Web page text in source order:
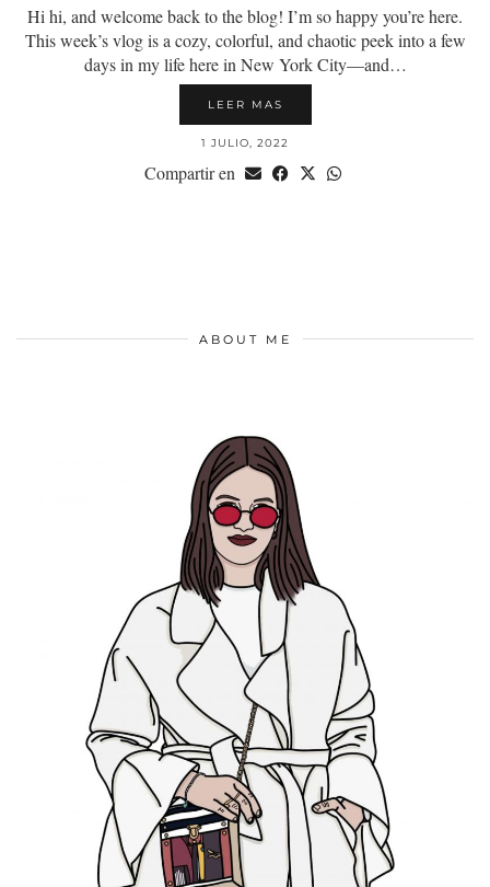
Hi hi, and welcome back to the blog! I’m so happy you’re here.
This week’s vlog is a cozy, colorful, and chaotic peek into a few
days in my life here in New York City—and…
LEER MAS
1 JULIO, 2022
Compartir en
ABOUT ME